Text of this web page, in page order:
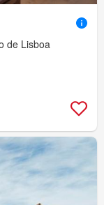
de Lisboa